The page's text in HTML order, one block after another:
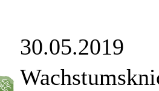
30.05.2019